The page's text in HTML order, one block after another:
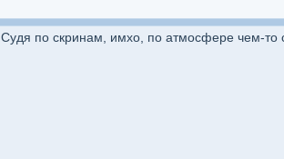
Судя по скринам, имхо, по атмосфере чем-то